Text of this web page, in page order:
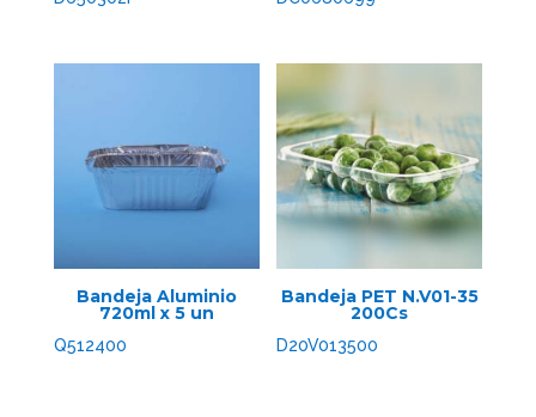
Bandeja Aluminio
720ml x 5 un
Q512400
Bandeja PET N.V01-35
200Cs
D20V013500